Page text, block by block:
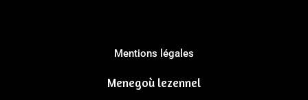
Mentions légales
Menegoù lezennel